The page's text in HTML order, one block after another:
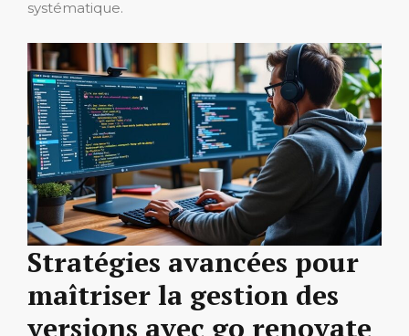
systématique.
Stratégies avancées pour
maîtriser la gestion des
versions avec go renovate